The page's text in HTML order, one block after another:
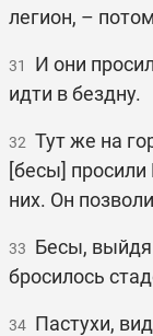
легион, –
31
И они
идти в бездну.
32 Тут же на
[бесы]
них. Он
33 Бесы, выйдя
бросилось
34 Пастухи,